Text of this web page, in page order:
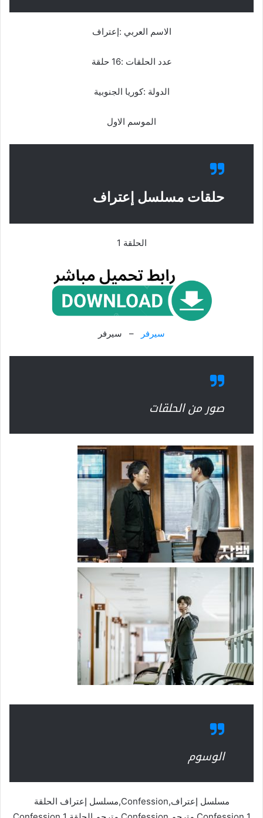
الاسم العربي :إعتراف
عدد الحلقات :16 حلقة
الدولة :كوريا الجنوبية
الموسم الاول
حلقات مسلسل إعتراف
الحلقة 1
سيرفر – سيرفر
صور من الحلقات
الوسوم
مسلسل إعتراف,Confession,مسلسل إعتراف الحلقة